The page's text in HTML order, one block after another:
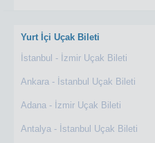
Yurt İçi Uçak Bileti
İstanbul - İzmir Uçak Bileti
Ankara - İstanbul Uçak Bileti
Adana - İzmir Uçak Bileti
Antalya - İstanbul Uçak Bileti